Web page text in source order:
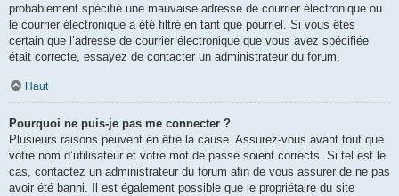
probablement spécifié une mauvaise adresse de courrier électronique ou
le courrier électronique a été filtré en tant que pourriel. Si vous êtes
certain que l’adresse de courrier électronique que vous avez spécifiée
était correcte, essayez de contacter un administrateur du forum.
Haut
Pourquoi ne puis-je pas me connecter ?
Plusieurs raisons peuvent en être la cause. Assurez-vous avant tout que
votre nom d’utilisateur et votre mot de passe soient corrects. Si tel est le
cas, contactez un administrateur du forum afin de vous assurer de ne pas
avoir été banni. Il est également possible que le propriétaire du site